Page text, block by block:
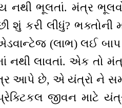
નથી ભૂલતાં. મંત્ર
શું કરી લીધું? ભક્તોની
(લાભ) લઈ
નથી લાવતાં. એક તો
આપે છે, એ યંત્રો ને
જીવન માટે